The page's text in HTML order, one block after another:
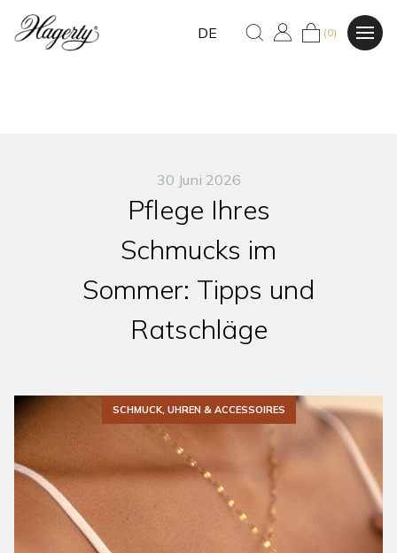
DE (0)
30 Juni 2026
Pflege Ihres
Schmucks im
Sommer: Tipps und
Ratschläge
SCHMUCK, UHREN & ACCESSOIRES